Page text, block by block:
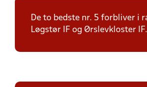
De to bedste nr. 5 forbliver i
Løgstør IF og Ørslevkloster IF.